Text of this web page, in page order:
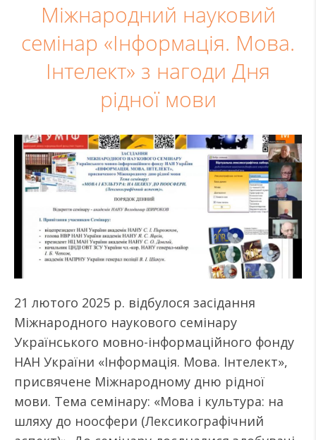
Міжнародний науковий
семінар «Інформація. Мова.
Інтелект» з нагоди Дня
рідної мови
21 лютого 2025 р. відбулося засідання
Міжнародного наукового семінару
Українського мовно-інформаційного фонду
НАН України «Інформація. Мова. Інтелект»,
присвячене Міжнародному дню рідної
мови. Тема семінару: «Мова і культура: на
шляху до ноосфери (Лексикографічний